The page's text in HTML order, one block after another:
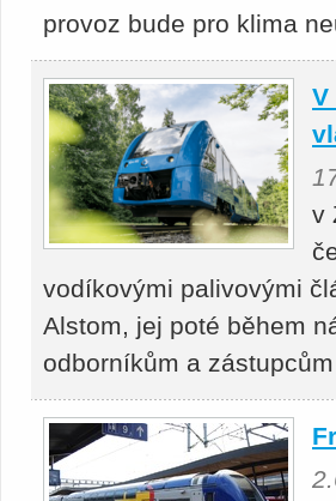
provoz bude pro klima
V
v
vodíkovými palivovými
Alstom, jej poté během
odborníkům a